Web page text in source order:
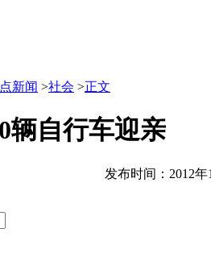
新闻 >社会 >正文
辆自行车迎亲
发布时间：2012年